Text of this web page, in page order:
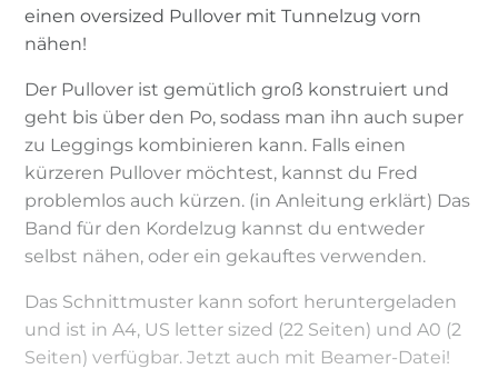
einen oversized Pullover mit Tunnelzug vorn
nähen!
Der Pullover ist gemütlich groß konstruiert und
geht bis über den Po, sodass man ihn auch super
zu Leggings kombinieren kann. Falls einen
kürzeren Pullover möchtest, kannst du Fred
problemlos auch kürzen. (in Anleitung erklärt) Das
Band für den Kordelzug kannst du entweder
selbst nähen, oder ein gekauftes verwenden.
Das Schnittmuster kann sofort heruntergeladen
und ist in A4, US letter sized (22 Seiten) und A0 (2
Seiten) verfügbar. Jetzt auch mit Beamer-Datei!